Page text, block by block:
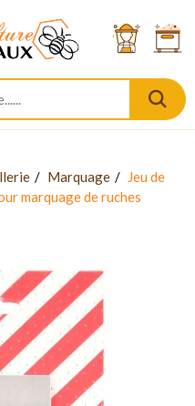
Marquage
Jeu de
marquage de ruches